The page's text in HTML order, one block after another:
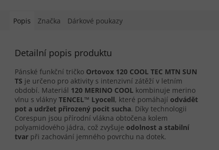
Popis Značka Dárkové poukazy
Detailní popis produktu
Pánské funkční tričko Ortovox 120 COOL TEC MTN SUN
TS je určeno pro aktivity s intenzivní zátěží v letním
období. Materiál 120 MERINO COOL kombinuje merino
vlnu s vlákny TENCEL™ Lyocell, které pomáhají odvádět
pot a udržet přirozený pocit sucha. Díky technologii
Corespun jsou přírodní vlákna obtočena kolem
polyamidového jádra, což zvyšuje odolnost a stabilní
tvar při zachování jemného povrchu na dotek.